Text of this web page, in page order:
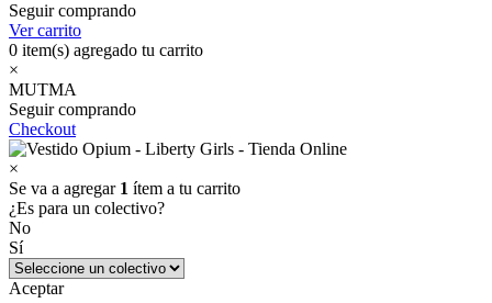
Seguir comprando
Ver carrito
0 item(s) agregado tu carrito
×
MUTMA
Seguir comprando
Checkout
×
Se va a agregar 1 ítem a tu carrito
¿Es para un colectivo?
No
Sí
Aceptar